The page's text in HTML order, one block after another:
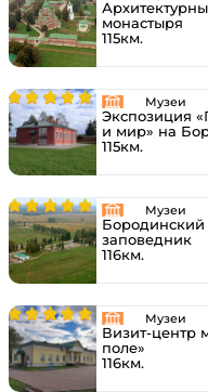
монастыря
115км.
Музеи
Экспозиция
и мир» на
115км.
Музеи
Бородинский
заповедник
116км.
Музеи
Визит-центр
поле»
116км.